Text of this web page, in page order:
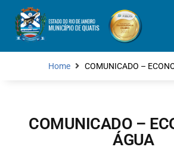
Home COMUNICADO –
COMUNICADO –
ÁGUA